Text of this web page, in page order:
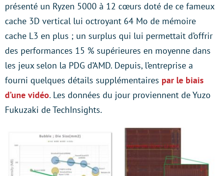
présenté un Ryzen 5000 à 12 cœurs doté de ce fameux
cache 3D vertical lui octroyant 64 Mo de mémoire
cache L3 en plus ; un surplus qui lui permettait d’offrir
des performances 15 % supérieures en moyenne dans
les jeux selon la PDG d’AMD. Depuis, l’entreprise a
fourni quelques détails supplémentaires par le biais
d’une vidéo. Les données du jour proviennent de Yuzo
Fukuzaki de TechInsights.